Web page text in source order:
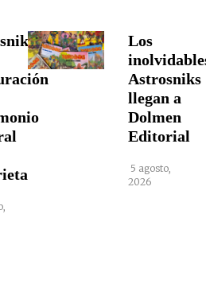
Los
Astrosniks
llegan a
Dolmen
Editorial
5 agosto,
2026